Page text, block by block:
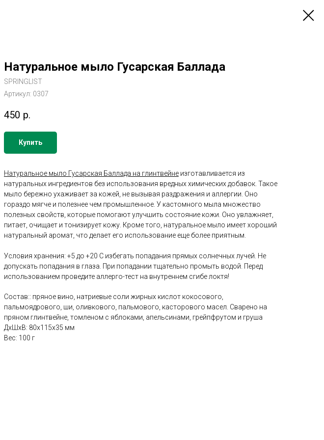
Натуральное мыло Гусарская Баллада
SPRINGLIST
Артикул: 0307
450 р.
Купить
Натуральное мыло Гусарская Баллада на глинтвейне изготавливается из
натуральных ингредиентов без использования вредных химических добавок. Такое
мыло бережно ухаживает за кожей, не вызывая раздражения и аллергии. Оно
гораздо мягче и полезнее чем промышленное. У кастомного мыла множество
полезных свойств, которые помогают улучшить состояние кожи. Оно увлажняет,
питает, очищает и тонизирует кожу. Кроме того, натуральное мыло имеет хороший
натуральный аромат, что делает его использование еще более приятным.
Условия хранения: +5 до +20 С избегать попадания прямых солнечных лучей. Не
допускать попадания в глаза. При попадании тщательно промыть водой. Перед
использованием проведите аллерго-тест на внутреннем сгибе локтя!
Состав:: пряное вино, натриевые соли жирных кислот кокосового,
пальмоядрового, ши, оливкового, пальмового, касторового масел. Сварено на
пряном глинтвейне, томленом с яблоками, апельсинами, грейпфрутом и груша
ДxШxВ: 80x115x35 мм
Вес: 100 г